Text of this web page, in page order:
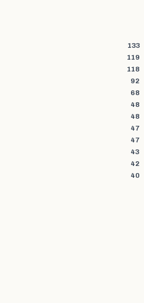
133
119
118
92
68
48
48
47
47
43
42
40